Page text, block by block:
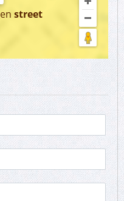
en street